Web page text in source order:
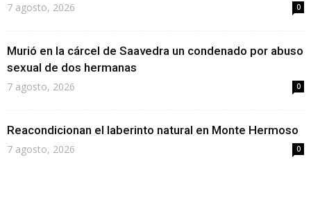
7 agosto, 2026 0
Murió en la cárcel de Saavedra un condenado por abuso
sexual de dos hermanas
7 agosto, 2026 0
Reacondicionan el laberinto natural en Monte Hermoso
7 agosto, 2026 0